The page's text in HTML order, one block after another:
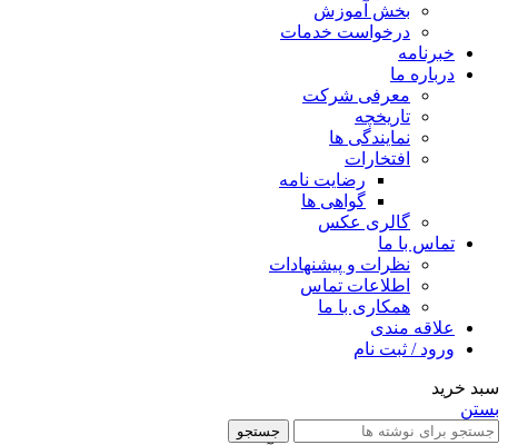
بخش آموزش
درخواست خدمات
خبرنامه
درباره ما
معرفی شرکت
تاریخچه
نمایندگی ها
افتخارات
رضایت نامه
گواهی ها
گالری عکس
تماس با ما
نظرات و پیشنهادات
اطلاعات تماس
همکاری با ما
علاقه مندی
ورود / ثبت نام
سبد خرید
بستن
جستجو